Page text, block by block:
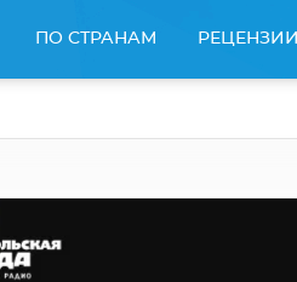
ПО СТРАНАМ РЕЦЕНЗИИ